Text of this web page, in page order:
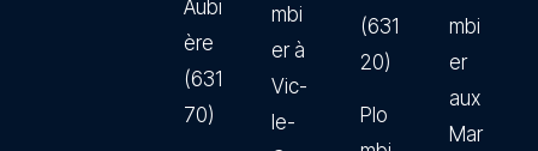
Aubi
ère
(631
70)
mbi
er à
Vic-
le-
(631
20)
Plo
mbi
er
aux
Mar